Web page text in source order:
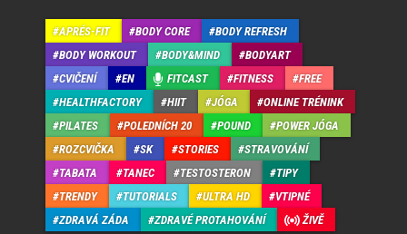
APRÉS-FIT BODY CORE
BODY REFRESH
BODY WORKOUT
BODY&MIND
BODYART
CVIČENÍ
EN FITCAST FITNESS
FREE
HEALTHFACTORY
HIIT JÓGA
ONLINE TRÉNINK
PILATES
POLEDNÍCH 20 POUND
POWER JÓGA
ROZCVIČKA
SK STORIES
STRAVOVÁNÍ
TABATA
TANEC TESTOSTERON
TIPY
TRENDY
TUTORIALS ULTRA HD
VTIPNÉ
ZDRAVÁ ZÁDA
ZDRAVÉ PROTAHOVÁNÍ ŽIVĚ